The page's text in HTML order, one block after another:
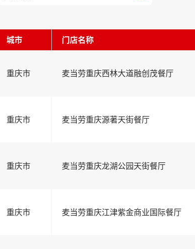
城市 门店名称
重庆市 麦当劳重庆西林大道融创茂餐厅
重庆市 麦当劳重庆源著天街餐厅
重庆市 麦当劳重庆龙湖公园天街餐厅
重庆市 麦当劳重庆江津紫金商业国际餐厅